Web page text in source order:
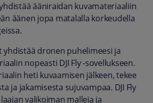
ääniraidan kuvamateriaaliin
äänen jopa matalalla korkeudella
yhdistää dronen puhelimeesi ja
nopeasti DJI Fly -sovellukseen.
heti kuvaamisen jälkeen, tekee
ja jakamisesta sujuvampaa. DJI Fly
valikoiman malleja ja